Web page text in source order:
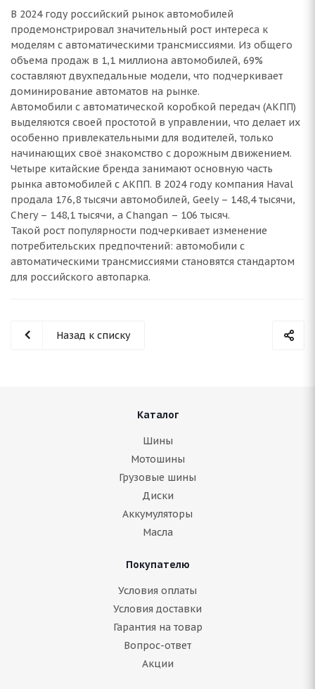
В 2024 году российский рынок автомобилей
продемонстрировал значительный рост интереса к
моделям с автоматическими трансмиссиями. Из общего
объема продаж в 1,1 миллиона автомобилей, 69%
составляют двухпедальные модели, что подчеркивает
доминирование автоматов на рынке.
Автомобили с автоматической коробкой передач (АКПП)
выделяются своей простотой в управлении, что делает их
особенно привлекательными для водителей, только
начинающих своё знакомство с дорожным движением.
Четыре китайские бренда занимают основную часть
рынка автомобилей с АКПП. В 2024 году компания Haval
продала 176,8 тысячи автомобилей, Geely – 148,4 тысячи,
Chery – 148,1 тысячи, а Changan – 106 тысяч.
Такой рост популярности подчеркивает изменение
потребительских предпочтений: автомобили с
автоматическими трансмиссиями становятся стандартом
для российского автопарка.
Назад к списку
Каталог
Шины
Мотошины
Грузовые шины
Диски
Аккумуляторы
Масла
Покупателю
Условия оплаты
Условия доставки
Гарантия на товар
Вопрос-ответ
Акции